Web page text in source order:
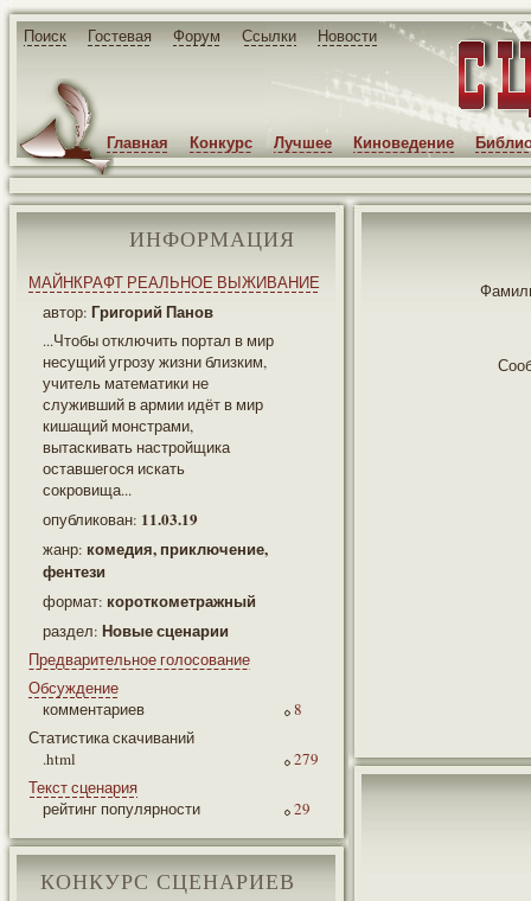
Поиск Гостевая Форум Ссылки Новости
Главная Конкурс Лучшее Киноведение
ИНФОРМАЦИЯ
МАЙНКРАФТ РЕАЛЬНОЕ ВЫЖИВАНИЕ
автор: Григорий Панов
...Чтобы отключить портал в мир
несущий угрозу жизни близким,
учитель математики не
служивший в армии идёт в мир
кишащий монстрами,
вытаскивать настройщика
оставшегося искать
сокровища...
опубликован: 11.03.19
жанр: комедия, приключение,
фентези
формат: короткометражный
раздел: Новые сценарии
Предварительное голосование
Обсуждение
комментариев
8
Статистика скачиваний
.html
279
Текст сценария
рейтинг популярности
29
КОНКУРС СЦЕНАРИЕВ